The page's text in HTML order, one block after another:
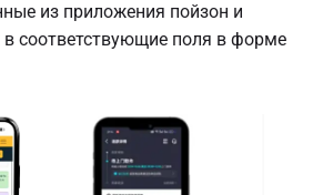
из приложения пойзон и
в соответствующие поля в форме